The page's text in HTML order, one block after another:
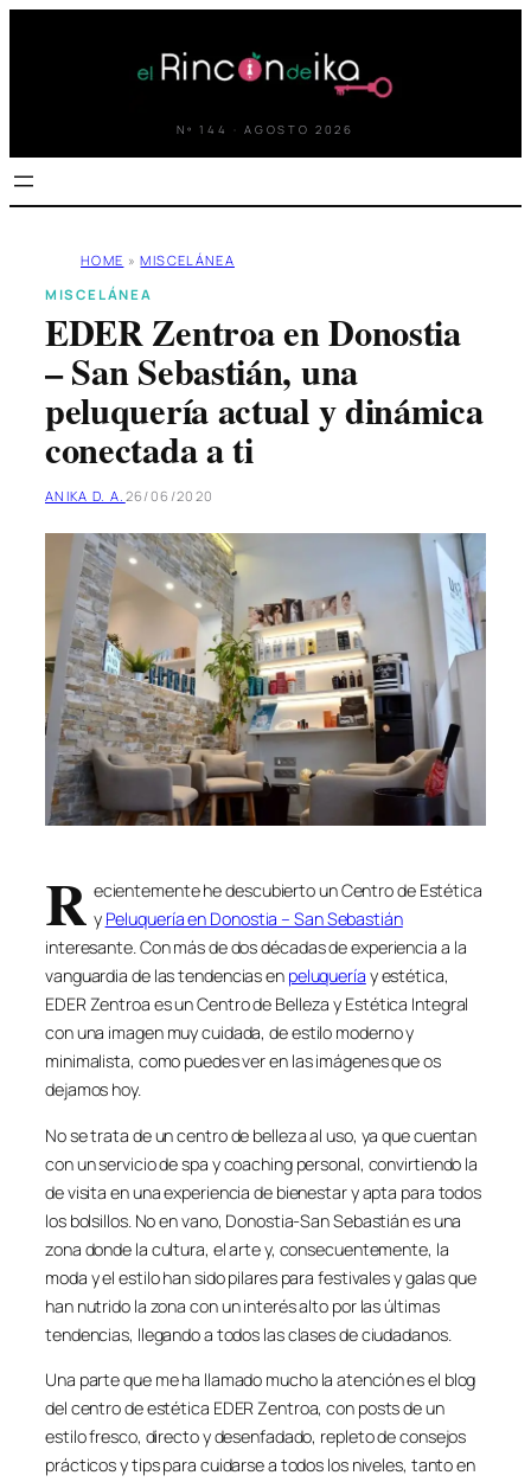
Nº 144 · AGOSTO 2026
HOME » MISCELÁNEA
MISCELÁNEA
EDER Zentroa en Donostia
– San Sebastián, una
peluquería actual y dinámica
conectada a ti
ANIKA D. A. 26/06/2020
R ecientemente he descubierto un Centro de Estética
y Peluquería en Donostia – San Sebastián
interesante. Con más de dos décadas de experiencia a la
vanguardia de las tendencias en peluquería y estética,
EDER Zentroa es un Centro de Belleza y Estética Integral
con una imagen muy cuidada, de estilo moderno y
minimalista, como puedes ver en las imágenes que os
dejamos hoy.
No se trata de un centro de belleza al uso, ya que cuentan
con un servicio de spa y coaching personal, convirtiendo la
de visita en una experiencia de bienestar y apta para todos
los bolsillos. No en vano, Donostia-San Sebastián es una
zona donde la cultura, el arte y, consecuentemente, la
moda y el estilo han sido pilares para festivales y galas que
han nutrido la zona con un interés alto por las últimas
tendencias, llegando a todos las clases de ciudadanos.
Una parte que me ha llamado mucho la atención es el blog
del centro de estética EDER Zentroa, con posts de un
estilo fresco, directo y desenfadado, repleto de consejos
prácticos y tips para cuidarse a todos los niveles, tanto en